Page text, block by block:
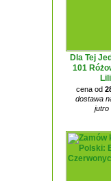
Dla Tej
101
cena od
dostawa
jutro